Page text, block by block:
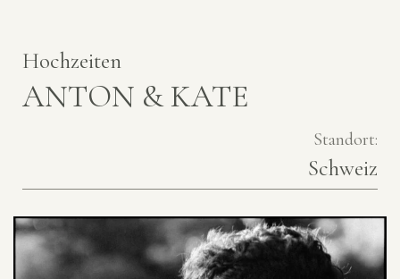
Hochzeiten
ANTON & KATE
Standort:
Schweiz